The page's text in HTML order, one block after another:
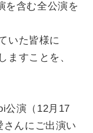
を含む全公演を
いた皆様に
ますことを、
公演（12月17
んにご出演い